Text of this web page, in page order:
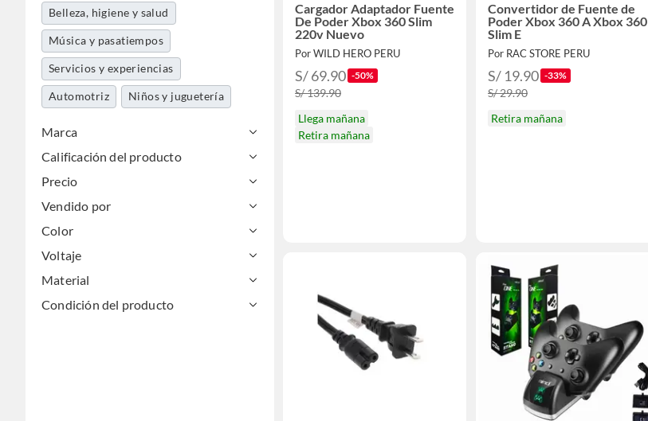
Belleza, higiene y salud
Música y pasatiempos
Servicios y experiencias
Automotriz Niños y juguetería
Marca
Calificación del producto
Precio
Vendido por
Color
Voltaje
Material
Condición del producto
Cargador Adaptador Fuente
De Poder Xbox 360 Slim
220v Nuevo
Por WILD HERO PERU
S/ 69.90 -50%
S/ 139.90
Llega mañana
Retira mañana
Convertidor de Fuente de
Poder Xbox 360 A Xbox 360
Slim E
Por RAC STORE PERU
S/ 19.90 -33%
S/ 29.90
Retira mañana